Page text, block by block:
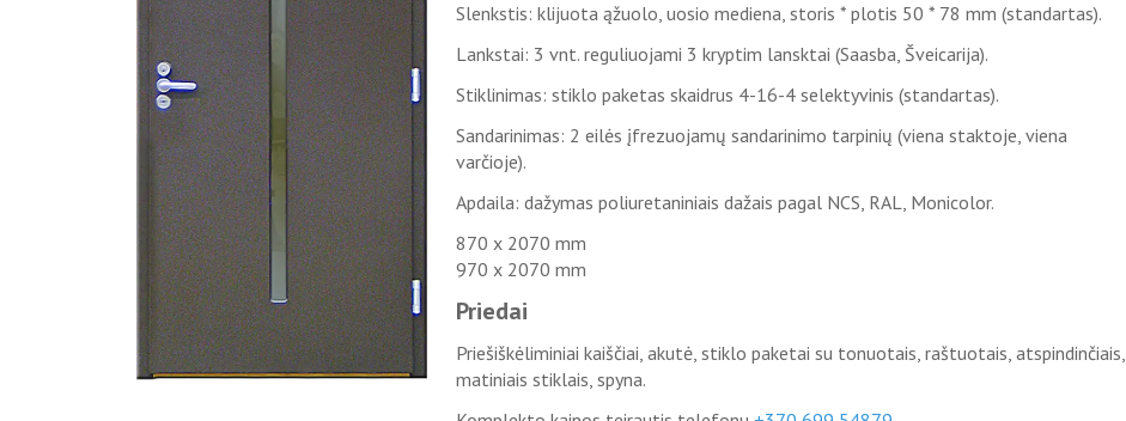
Slenkstis: klijuota ąžuolo, uosio mediena, storis * plotis 50 * 78 mm (standartas).
Lankstai: 3 vnt. reguliuojami 3 kryptim lansktai (Saasba, Šveicarija).
Stiklinimas: stiklo paketas skaidrus 4-16-4 selektyvinis (standartas).
Sandarinimas: 2 eilės įfrezuojamų sandarinimo tarpinių (viena staktoje, viena
varčioje).
Apdaila: dažymas poliuretaniniais dažais pagal NCS, RAL, Monicolor.
870 x 2070 mm
970 x 2070 mm
Priedai
Priešiškėliminiai kaiščiai, akutė, stiklo paketai su tonuotais, raštuotais, atspindinčiais,
matiniais stiklais, spyna.